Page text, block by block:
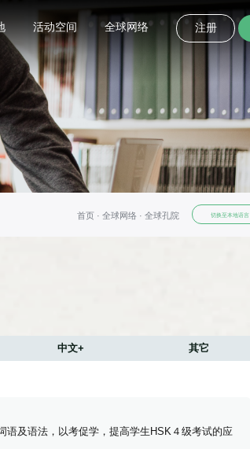
活动空间 全球网络 注册
首页 · 全球网络 · 全球孔院 切换至本地语言
中文+ 其它
语及语法，以考促学，提高学生HSK４级考试的应